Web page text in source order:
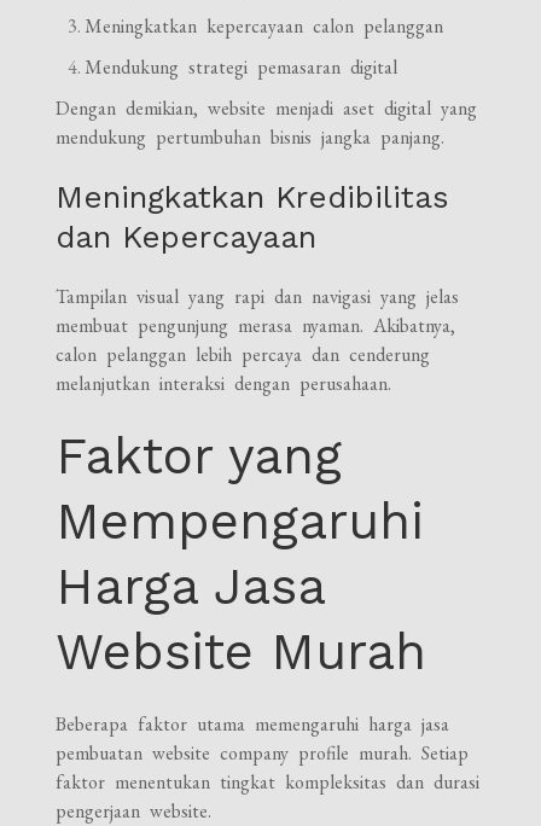
Meningkatkan kepercayaan calon pelanggan
Mendukung strategi pemasaran digital
Dengan demikian, website menjadi aset digital yang
mendukung pertumbuhan bisnis jangka panjang.
Meningkatkan Kredibilitas
dan Kepercayaan
Tampilan visual yang rapi dan navigasi yang jelas
membuat pengunjung merasa nyaman. Akibatnya,
calon pelanggan lebih percaya dan cenderung
melanjutkan interaksi dengan perusahaan.
Faktor yang
Mempengaruhi
Harga Jasa
Website Murah
Beberapa faktor utama memengaruhi harga jasa
pembuatan website company profile murah. Setiap
faktor menentukan tingkat kompleksitas dan durasi
pengerjaan website.